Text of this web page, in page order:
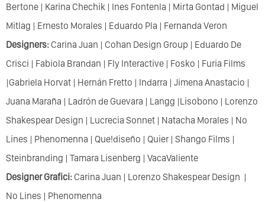
Bertone | Karina Chechik | Ines Fontenla | Mirta Gontad | Miguel
Mitlag | Ernesto Morales | Eduardo Pla | Fernanda Veron
Designers: Carina Juan | Cohan Design Group | Eduardo De
Crisci | Fabiola Brandan | Fly Interactive | Fosko | Furia Films
|Gabriela Horvat | Hernán Fretto | Indarra | Jimena Anastacio |
Juana Maraña | Ladrón de Guevara | Langg |Lisobono | Lorenzo
Shakespear Design | Lucrecia Sonnet | Natacha Morales | No
Lines | Phenomenna | Que!diseño | Quier | Shango Films |
Steinbranding | Tamara Lisenberg | VacaValiente
Designer Grafici: Carina Juan | Lorenzo Shakespear Design |
No Lines | Phenomenna